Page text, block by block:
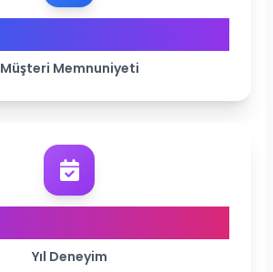
Müşteri Memnuniyeti
Yıl Deneyim